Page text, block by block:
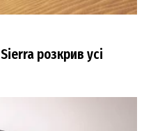
розкрив усі